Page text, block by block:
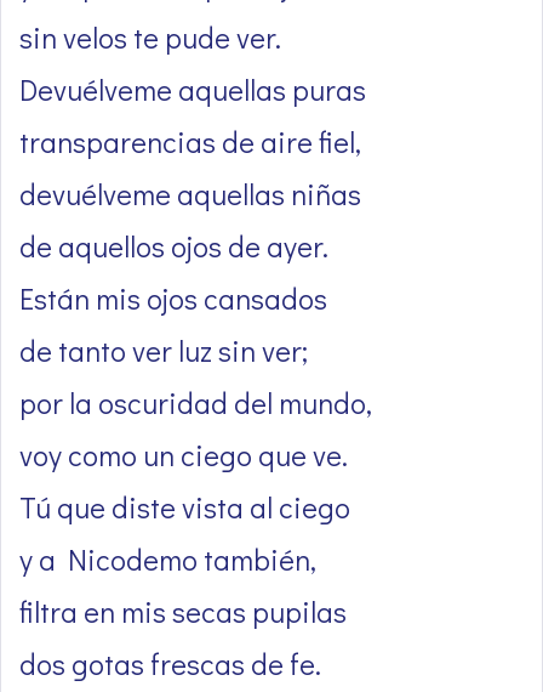
sin velos te pude ver.
Devuélveme aquellas puras
transparencias de aire fiel,
devuélveme aquellas niñas
de aquellos ojos de ayer.
Están mis ojos cansados
de tanto ver luz sin ver;
por la oscuridad del mundo,
voy como un ciego que ve.
Tú que diste vista al ciego
y a Nicodemo también,
filtra en mis secas pupilas
dos gotas frescas de fe.